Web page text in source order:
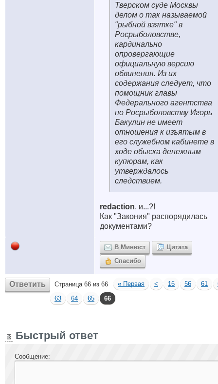
Тверском суде Москвы
делом о так называемой
"рыбной взятке" в
Росрыболовстве,
кардинально
опровергающие
официальную версию
обвинения. Из их
содержания следует, что
помощник главы
Федерального агентства
по Росрыболовству Игорь
Бакулин не имеет
отношения к изъятым в
его служебном кабинете в
ходе обыска денежным
купюрам, как
утверждалось
следствием.
redaction, и...?!
Как "Закония" распорядилась
документами?
В Минюст
Цитата
Спасибо
Ответить Страница 66 из 66 « Первая < 16 56 61
63
64 65 66
Быстрый ответ
Сообщение: